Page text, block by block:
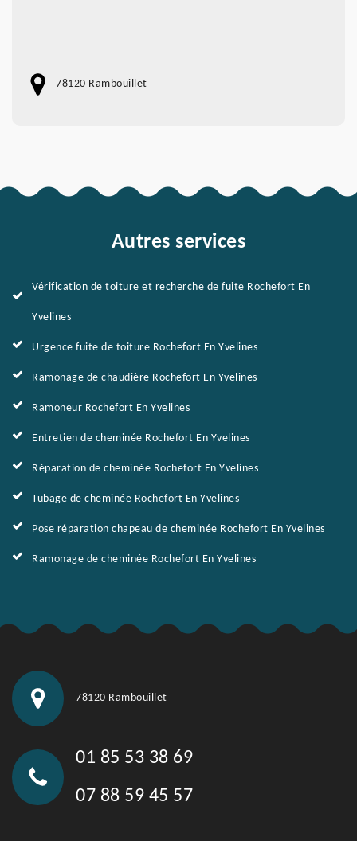
78120 Rambouillet
Autres services
Vérification de toiture et recherche de fuite Rochefort En
Yvelines
Urgence fuite de toiture Rochefort En Yvelines
Ramonage de chaudière Rochefort En Yvelines
Ramoneur Rochefort En Yvelines
Entretien de cheminée Rochefort En Yvelines
Réparation de cheminée Rochefort En Yvelines
Tubage de cheminée Rochefort En Yvelines
Pose réparation chapeau de cheminée Rochefort En Yvelines
Ramonage de cheminée Rochefort En Yvelines
78120 Rambouillet
01 85 53 38 69
07 88 59 45 57